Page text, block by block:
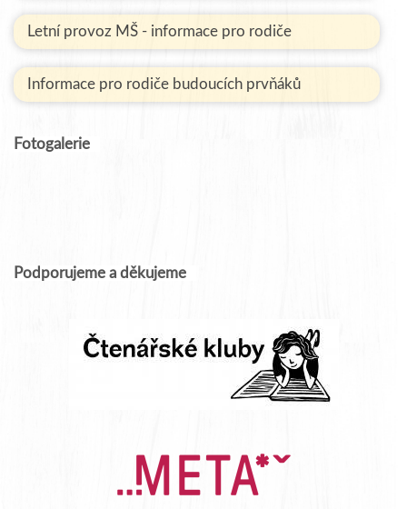
Letní provoz MŠ - informace pro rodiče
Informace pro rodiče budoucích prvňáků
Fotogalerie
Podporujeme a děkujeme